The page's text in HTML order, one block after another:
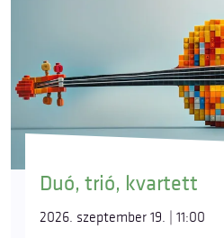
Duó, trió, kvartett
2026. szeptember 19. | 11:00